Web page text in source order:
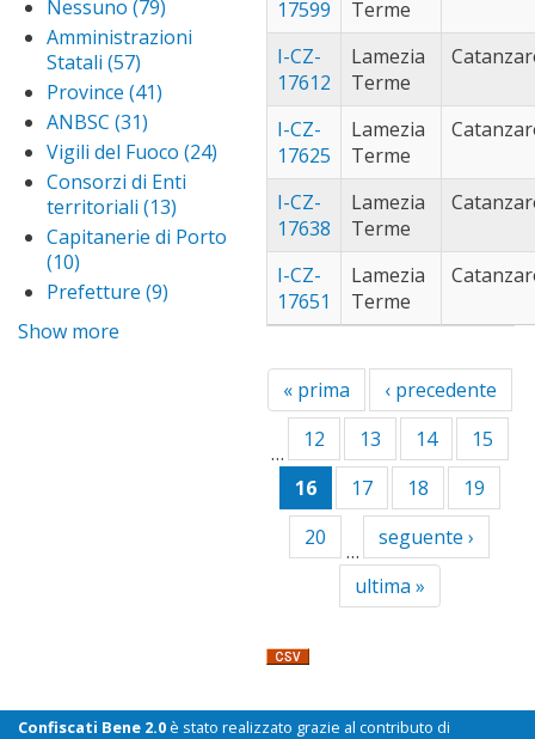
trabia (101)
trecastagni
(58)
trecastagni
filter
valenzano
(84)Apply
filter
vallelunga
pratameno
(56)
vallelunga
pratameno
varese (62)
filterfilter
Nessuno (79)
Nessuno
Amministrazioni
Statali (57)
Amministrazioni
Statali filter
Province (41)
filter
ANBSC (31)
ANBSC
filter
Vigili del Fuoco (24)
Fuoco
filter
Consorzi di Enti
territoriali (13)
Consorzi
Capitanerie di Porto
(10)
di Porto filter
Prefetture (9)
Show more
17599
Terme
I-CZ-
17612
Lamezia
Terme
I-CZ-
17625
Lamezia
Terme
I-CZ-
17638
Lamezia
Terme
I-CZ-
17651
Lamezia
Terme
« prima ‹ precedente
…
12 13 14
15
16
17 18
19
20
…
seguente ›
ultima »
Confiscati Bene 2.0è stato realizzato grazie al contributo di